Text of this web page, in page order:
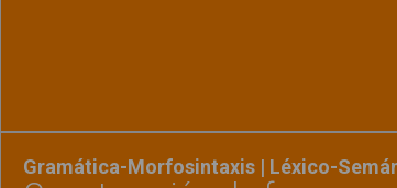
Gramática-Morfosintaxis | Léxico-